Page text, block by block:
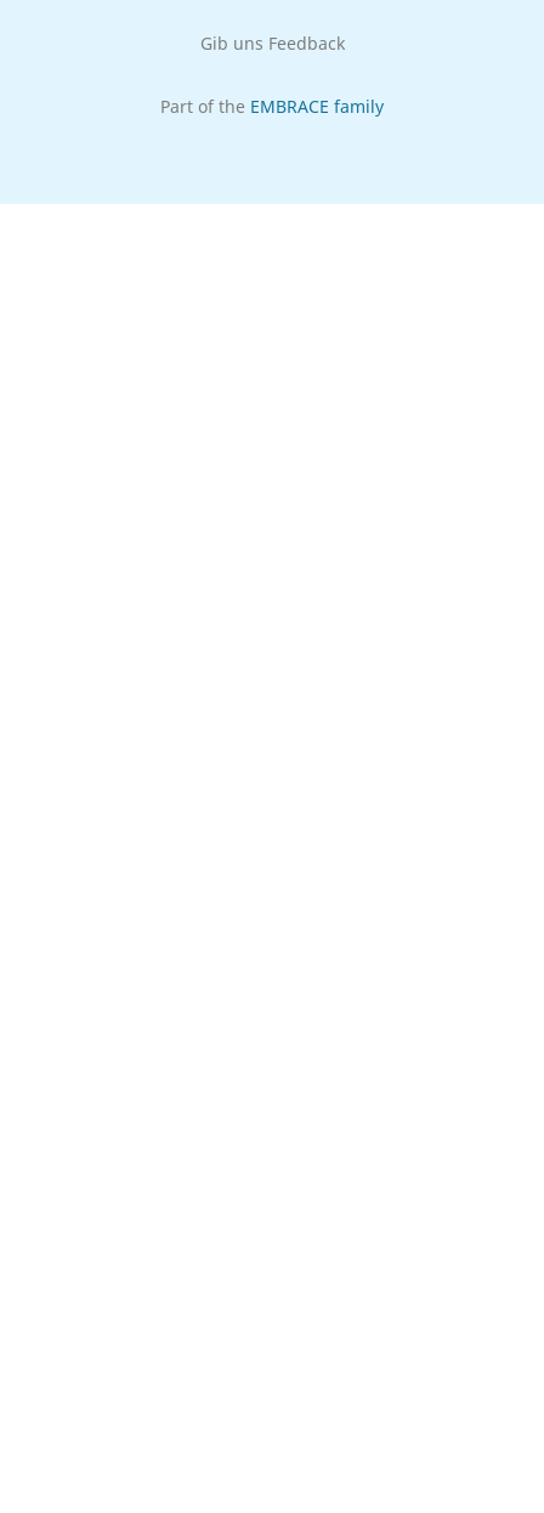
Gib uns Feedback
Part of the EMBRACE family